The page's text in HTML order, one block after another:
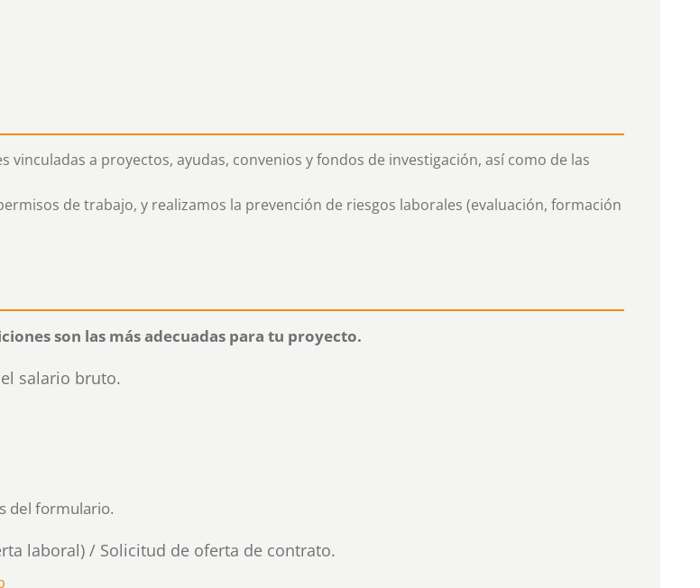
a proyectos, ayudas, convenios y fondos de investigación, así como de las
de trabajo, y realizamos la prevención de riesgos laborales (evaluación, formación
son las más adecuadas para tu proyecto.
salario bruto.
del formulario.
laboral) / Solicitud de oferta de contrato.